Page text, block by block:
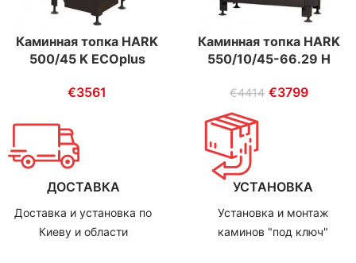
Каминная топка HARK
500/45 K ECOplus
€3561
Каминная топка HARK
550/10/45-66.29 H
€4414 €3799
ДОСТАВКА
Доставка и установка по
Киеву и области
УСТАНОВКА
Установка и монтаж
каминов "под ключ"